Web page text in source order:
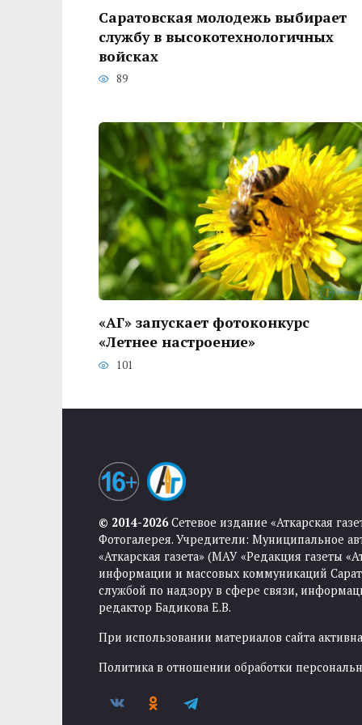
Саратовская молодежь выбирает
службу в высокотехнологичных
войсках
89
«АГ» запускает фотоконкурс
«Летнее настроение»
101
© 2014-2026Сетевое издание «Аткарская
Фотогалерея. Учредители: Муниципальное
«Аткарская газета» (МАУ «Редакция газеты
информации и массовых коммуникаций
службой по надзору в сфере связи,
редактор Бадикова Е.В.
При использовании материалов сайта
Политика в отношении обработки